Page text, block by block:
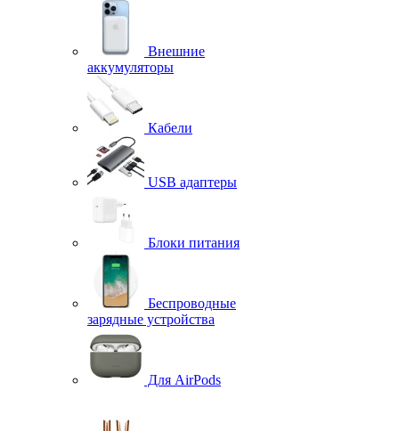
Внешние
аккумуляторы
Кабели
USB адаптеры
Блоки питания
Беспроводные
зарядные устройства
Для AirPods